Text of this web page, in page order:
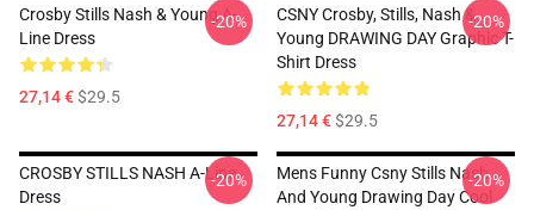
Crosby Stills Nash & Young A-
Line Dress
27,14 €$29.5
-20%
CSNY Crosby, Stills, Nash &
Young DRAWING DAY Graphic T-
Shirt Dress
27,14 €$29.5
-20%
CROSBY STILLS NASH A-Line
Dress
-20%
Mens Funny Csny Stills Nash
And Young Drawing Day Cool
-20%